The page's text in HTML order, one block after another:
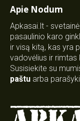
Apie Nodum
Apkasai.lt -
pasaulinio karo
ir visą kitą, kas yra
vadovėlius ir rimtas
Susisiekite su
paštu arba